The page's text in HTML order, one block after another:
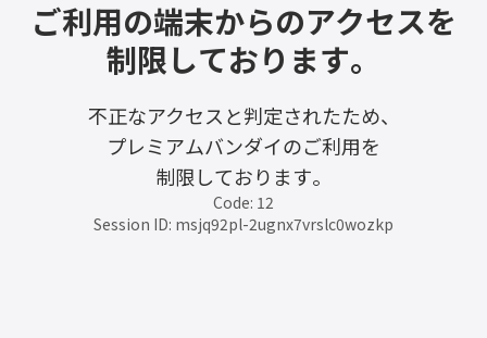
ご利用の端末からのアクセスを
制限しております。
不正なアクセスと判定されたため、
プレミアムバンダイのご利用を
制限しております。
Code: 12
Session ID: msjq92pl-2ugnx7vrslc0wozkp